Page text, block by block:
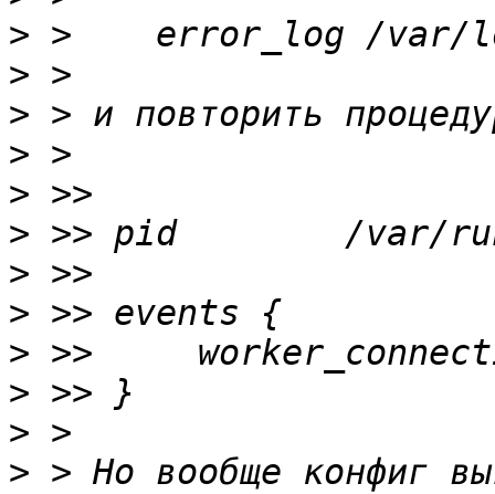
>
>
>
>
>
>
>
>
>
>
>
> > Но вообще конфиг